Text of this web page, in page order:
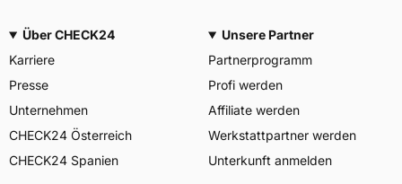
Über CHECK24
Karriere
Presse
Unternehmen
CHECK24 Österreich
CHECK24 Spanien
Unsere Partner
Partnerprogramm
Profi werden
Affiliate werden
Werkstattpartner werden
Unterkunft anmelden